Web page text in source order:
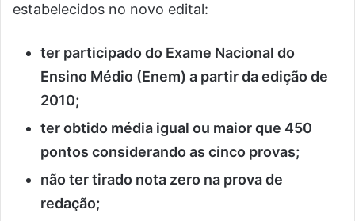
estabelecidos no novo edital:
ter participado do Exame Nacional do
Ensino Médio (Enem) a partir da edição de
2010;
ter obtido média igual ou maior que 450
pontos considerando as cinco provas;
não ter tirado nota zero na prova de
redação;